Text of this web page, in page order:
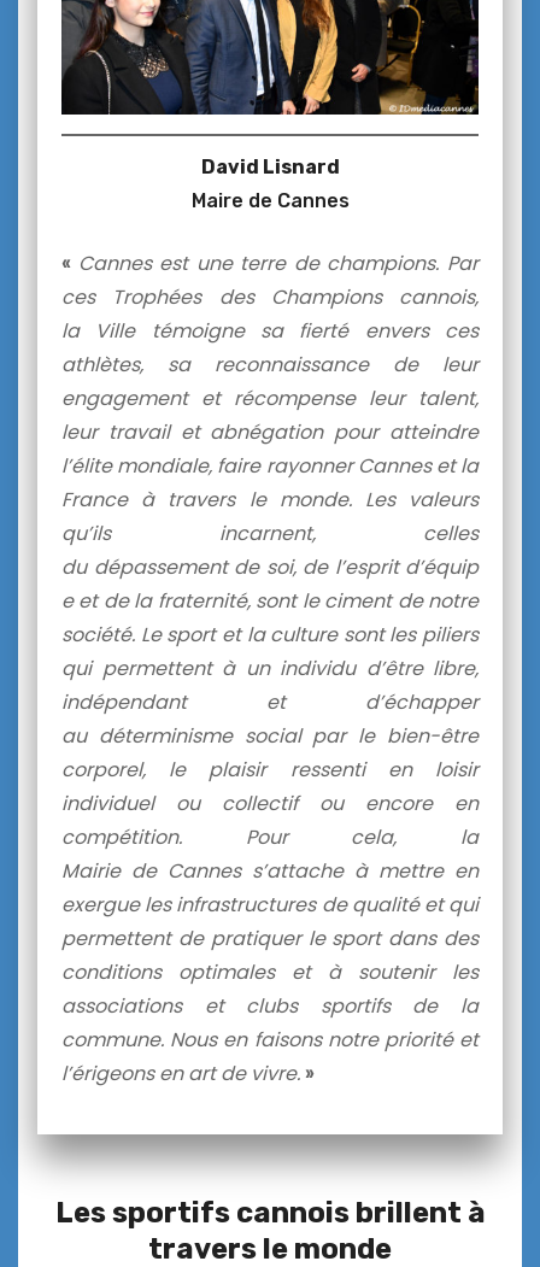
David Lisnard
Maire de Cannes
« Cannes est une terre de champions. Par
ces Trophées des Champions cannois,
la Ville témoigne sa fierté envers ces
athlètes, sa reconnaissance de leur
engagement et récompense leur talent,
leur travail et abnégation pour atteindre
l’élite mondiale, faire rayonner Cannes et la
France à travers le monde. Les valeurs
qu’ils incarnent, celles
du dépassement de soi, de l’esprit d’équip
e et de la fraternité, sont le ciment de notre
société. Le sport et la culture sont les piliers
qui permettent à un individu d’être libre,
indépendant et d’échapper
au déterminisme social par le bien-être
corporel, le plaisir ressenti en loisir
individuel ou collectif ou encore en
compétition. Pour cela, la
Mairie de Cannes s’attache à mettre en
exergue les infrastructures de qualité et qui
permettent de pratiquer le sport dans des
conditions optimales et à soutenir les
associations et clubs sportifs de la
commune. Nous en faisons notre priorité et
l’érigeons en art de vivre.»
Les sportifs cannois brillent à
travers le monde